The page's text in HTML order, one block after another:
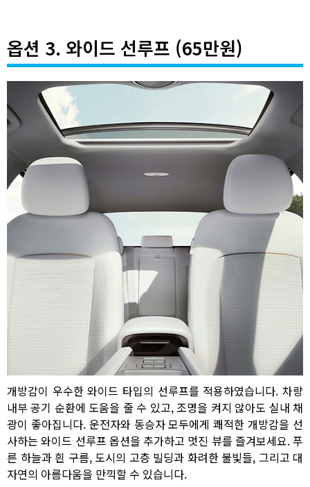
옵션 3. 와이드 선루프 (65만원)
개방감이 우수한 와이드 타입의 선루프를 적용하였습니다. 차량
내부 공기 순환에 도움을 줄 수 있고, 조명을 켜지 않아도 실내 채
광이 좋아집니다. 운전자와 동승자 모두에게 쾌적한 개방감을 선
사하는 와이드 선루프 옵션을 추가하고 멋진 뷰를 즐겨보세요. 푸
른 하늘과 흰 구름, 도시의 고층 빌딩과 화려한 불빛들, 그리고 대
자연의 아름다움을 만끽할 수 있습니다.